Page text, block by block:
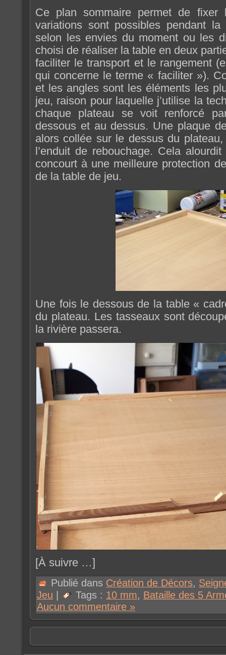
Ce plan sommaire permet de
variations sont possibles pendant
selon les envies du moment ou les
choisi de réaliser la table en deux
faciliter le transport et le rangement
qui concerne le terme « faciliter »).
et les angles sont les éléments les
jeu, raison pour laquelle j’utilise la
chaque plateau se voit renforcé
dessous et au dessus. Une plaque
alors collée sur le dessus du
l’enduit de rebouchage. Cela
concourt à une meilleure protection
de la table de jeu.
Une fois le dessous de la table «
du plateau. Les tasseaux sont
la rivière passera.
[À suivre …]
Publié dans Création de Décors,
Jeu
Tags : 10 mm, Bataille des 5
Aucun commentaire »